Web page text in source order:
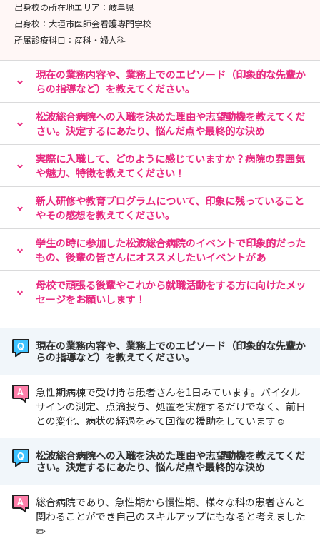
🎀STEP 2：就業体験に参加しよう🩺
🎀STEP 3：国試対策セミナー＋病院見学会に参加しよう
📚
お勉強イベントとして秋に開催予定です🍁
🎀STEP 4：採用試験に応募しよう🎵
いよいよラストステージ🌈
あなたの想いを伝えてください📣✨
😀STEP 4裏ステージ：内定者向けイベントに参加しよう
😀
内定者限定のイベントとして国試対策セミナーを夏に開催
予定です📖
STEP３の国試対策セミナーと合わせるとかなり広い範囲
をカバーできます！
出身校の所在地エリア： 岐阜県
出身校： 大垣市医師会看護専門学校
所属診療科目： 産科・婦人科
現在の業務内容や、業務上でのエピソード（印象的な先輩か
らの指導など）を教えてください。
松波総合病院への入職を決めた理由や志望動機を教えてくだ
さい。決定するにあたり、悩んだ点や最終的な決め
実際に入職して、どのように感じていますか？病院の雰囲気
や魅力、特徴を教えてください！
新人研修や教育プログラムについて、印象に残っていること
やその感想を教えてください。
学生の時に参加した松波総合病院のイベントで印象的だった
もの、後輩の皆さんにオススメしたいイベントがあ
母校で頑張る後輩やこれから就職活動をする方に向けたメッ
セージをお願いします！
現在の業務内容や、業務上でのエピソード（印象的な先輩か
らの指導など）を教えてください。
急性期病棟で受け持ち患者さんを1日みています。バイタル
サインの測定、点滴投与、処置を実施するだけでなく、前日
との変化、病状の経過をみて回復の援助をしています☺️
松波総合病院への入職を決めた理由や志望動機を教えてくだ
さい。決定するにあたり、悩んだ点や最終的な決め
総合病院であり、急性期から慢性期、様々な科の患者さんと
関わることができ自己のスキルアップにもなると考えました
✏️